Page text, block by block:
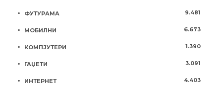
ФУТУРАМА 9.481
МОБИЛНИ 6.673
КОМПЈУТЕРИ 1.390
ГАЏЕТИ 3.091
ИНТЕРНЕТ 4.403